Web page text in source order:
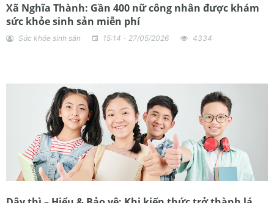
Xã Nghĩa Thành: Gần 400 nữ công nhân được khám
sức khỏe sinh sản miễn phí
Sức khỏe sinh sản 15:14 - 27/05/2026 4334